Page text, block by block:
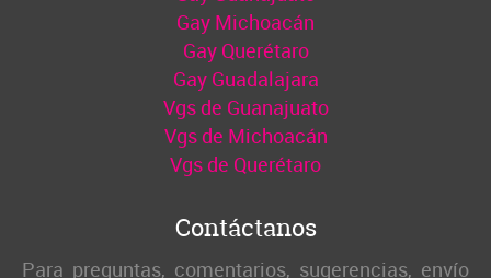
Gay Michoacán
Gay Querétaro
Gay Guadalajara
Vgs de Guanajuato
Vgs de Michoacán
Vgs de Querétaro
Contáctanos
Para preguntas, comentarios, sugerencias, envío